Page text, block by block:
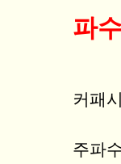
파
커패
주파